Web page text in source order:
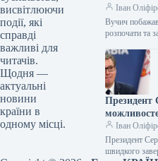
висвітлюючи
події, які
справді
важливі для
читачів.
Щодня —
актуальні
новини
країни в
одному місці.
завершить
всіх
Іван
Вучич
розпочати та
14:22
Александар
Президент
України.
Іван
Президент
швидкого